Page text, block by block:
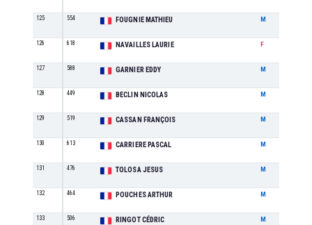
125 554 FOUGNIE MATHIEU M
126 618 NAVAILLES LAURIE F
127 588 GARNIER EDDY M
128 449 BECLIN NICOLAS M
129 519 CASSAN FRANÇOIS M
130 613 CARRIERE PASCAL M
131 476 TOLOSA JESUS M
132 464 POUCHES ARTHUR M
133 506 RINGOT CÉDRIC M